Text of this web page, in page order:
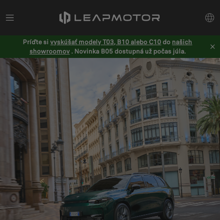
Príďte sivyskúšať modely T03, B10 alebo C10 do našich
showroomov. Novinka B05 dostupná už počas júla.